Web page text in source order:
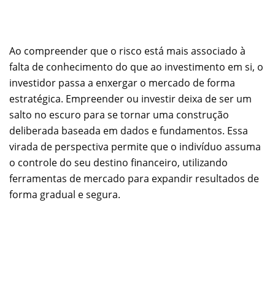
Ao compreender que o risco está mais associado à
falta de conhecimento do que ao investimento em si, o
investidor passa a enxergar o mercado de forma
estratégica. Empreender ou investir deixa de ser um
salto no escuro para se tornar uma construção
deliberada baseada em dados e fundamentos. Essa
virada de perspectiva permite que o indivíduo assuma
o controle do seu destino financeiro, utilizando
ferramentas de mercado para expandir resultados de
forma gradual e segura.